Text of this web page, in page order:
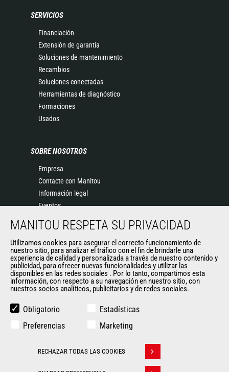
SERVICIOS
Financiación
Extensión de garantía
Soluciones de mantenimiento
Recambios
Soluciones conectadas
Herramientas de diagnóstico
Formaciones
Usados
SOBRE NOSOTROS
Empresa
Contacte con Manitou
Información legal
Eventos
Historia
General Terms and Conditions of Sale
OTROS SITIOS DEL GRUPO
Manitou Group
Empleo
RMI Manitou
Edge Attachments
MANITOU RESPETA SU PRIVACIDAD
Utilizamos cookies para asegurar el correcto funcionamiento de
nuestro sitio, para analizar el tráfico con el fin de brindarle una
experiencia de calidad y personalizada a través de nuestro contenido y
publicidad, para ofrecer nuevas funcionalidades y utilizar las
disponibles en las redes sociales . Por lo tanto, compartimos esta
información, con respecto a su navegación en nuestro sitio, con
nuestros socios analíticos, publicitarios y de redes sociales.
Obligatorio
Estadísticas
Preferencias
Marketing
RECHAZAR TODAS LAS COOKIES